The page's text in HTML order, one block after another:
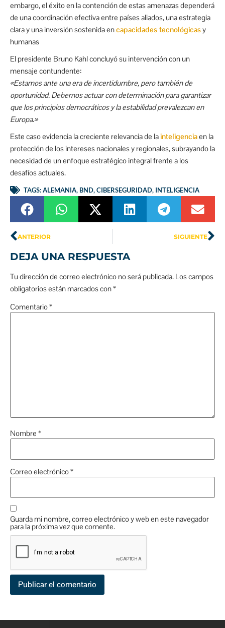
embargo, el éxito en la contención de estas amenazas dependerá
de una coordinación efectiva entre países aliados, una estrategia
clara y una inversión sostenida encapacidades tecnológicasy
humanas
El presidente Bruno Kahl concluyó su intervención con un
mensaje contundente:
«Estamos ante una era de incertidumbre, pero también de
oportunidad. Debemos actuar con determinación para garantizar
que los principios democráticos y la estabilidad prevalezcan en
Europa.»
Este caso evidencia la creciente relevancia de lainteligenciaen la
protección de los intereses nacionales y regionales, subrayando la
necesidad de un enfoque estratégico integral frente a los
desafíos actuales.
TAGS:ALEMANIA, BND,CIBERSEGURIDAD, INTELIGENCIA
ANTERIOR SIGUIENTE
DEJA UNA RESPUESTA
Tu dirección de correo electrónico no será publicada. Los campos
obligatorios están marcados con*
Comentario*
Nombre *
Correo electrónico*
Guarda mi nombre, correo electrónico y web en este navegador
para la próxima vez que comente.